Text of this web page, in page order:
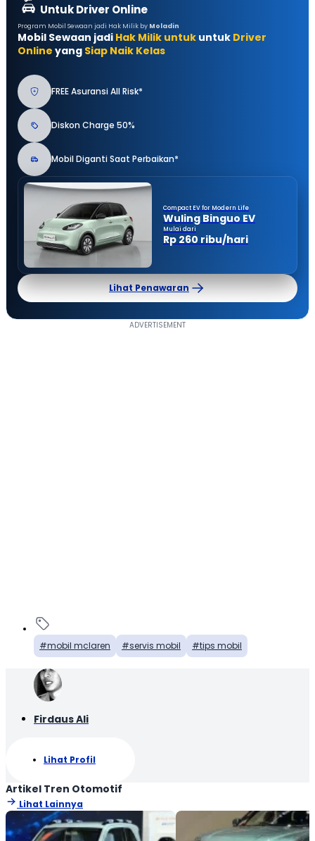
Untuk Driver Online
Program Mobil Sewaan jadi Hak Milik by Moladin
Mobil Sewaan jadi Hak Milik untuk untuk Driver
Online yang Siap Naik Kelas
FREE Asuransi All Risk*
Diskon Charge 50%
Mobil Diganti Saat Perbaikan*
Compact EV for Modern Life
Wuling Binguo EV
Mulai dari
Rp 260 ribu/hari
Lihat Penawaran
mobil mclaren servis mobil tips mobil
Firdaus Ali
Lihat Profil
Artikel Tren Otomotif
Lihat Lainnya